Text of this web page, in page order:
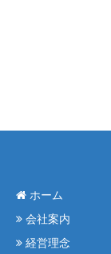
ホーム
会社案内
経営理念